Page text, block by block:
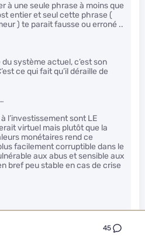
45
à une seule phrase à moins que
entier et seul cette phrase (
) te parait fausse ou erroné ..
système actuel, c’est son
ce qui fait qu’il déraille de
l’investissement sont LE
virtuel mais plutôt que la
monétaires rend ce
facilement corruptible dans le
aux abus et sensible aux
bref peu stable en cas de crise
monnaie étalon car quoiqu’il se